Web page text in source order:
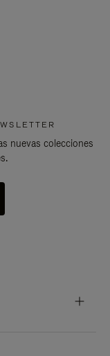
nuevas colecciones